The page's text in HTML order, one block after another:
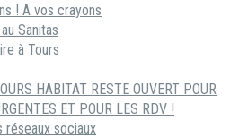
! A vos crayons
Sanitas
à Tours
HABITAT RESTE OUVERT POUR
ET POUR LES RDV !
réseaux sociaux